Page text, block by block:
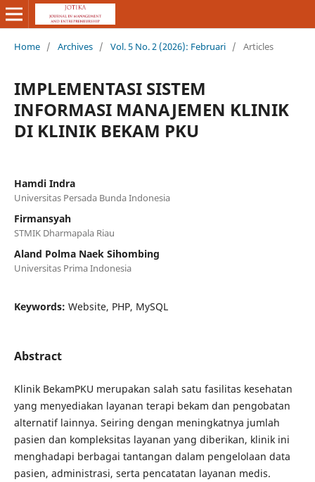
Home / Archives / Vol. 5 No. 2 (2026): Februari / Articles
IMPLEMENTASI SISTEM
INFORMASI MANAJEMEN KLINIK
DI KLINIK BEKAM PKU
Hamdi Indra
Universitas Persada Bunda Indonesia
Firmansyah
STMIK Dharmapala Riau
Aland Polma Naek Sihombing
Universitas Prima Indonesia
Keywords: Website, PHP, MySQL
Abstract
Klinik BekamPKU merupakan salah satu fasilitas kesehatan
yang menyediakan layanan terapi bekam dan pengobatan
alternatif lainnya. Seiring dengan meningkatnya jumlah
pasien dan kompleksitas layanan yang diberikan, klinik ini
menghadapi berbagai tantangan dalam pengelolaan data
pasien, administrasi, serta pencatatan layanan medis.